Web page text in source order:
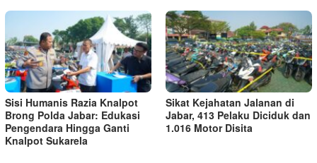
Sisi Humanis Razia Knalpot
Brong Polda Jabar: Edukasi
Pengendara Hingga Ganti
Knalpot Sukarela
Sikat Kejahatan Jalanan di
Jabar, 413 Pelaku Diciduk dan
1.016 Motor Disita